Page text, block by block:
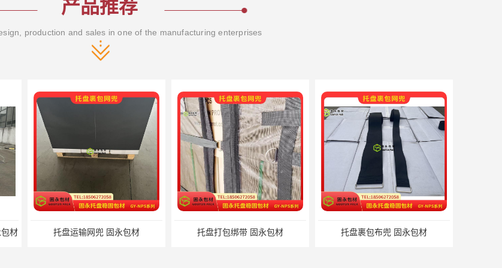
产品推荐
production and sales in one of the manufacturing enterprises
托盘运输网兜 固永包材 托盘打包绑带 固永包材 托盘裹包布兜 固永包材